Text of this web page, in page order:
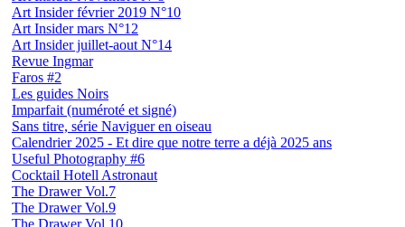
Art Insider février 2019 N°10
Art Insider mars N°12
Art Insider juillet-aout N°14
Revue Ingmar
Faros #2
Les guides Noirs
Imparfait (numéroté et signé)
Sans titre, série Naviguer en oiseau
Calendrier 2025 - Et dire que notre terre a déjà 2025 ans
Useful Photography #6
Cocktail Hotell Astronaut
The Drawer Vol.7
The Drawer Vol.9
The Drawer Vol.10